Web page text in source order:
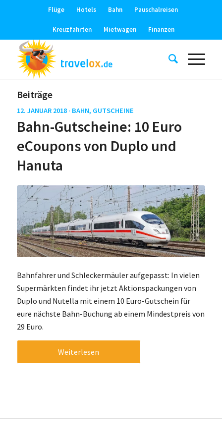
Flüge Hotels Bahn Pauschalreisen
Kreuzfahrten Mietwagen Finanzen
Beiträge
12. JANUAR 2018 · BAHN, GUTSCHEINE
Bahn-Gutscheine: 10 Euro
eCoupons von Duplo und
Hanuta
Bahnfahrer und Schleckermäuler aufgepasst: In vielen
Supermärkten findet ihr jetzt Aktionspackungen von
Duplo und Nutella mit einem 10 Euro-Gutschein für
eure nächste Bahn-Buchung ab einem Mindestpreis von
29 Euro.
Weiterlesen